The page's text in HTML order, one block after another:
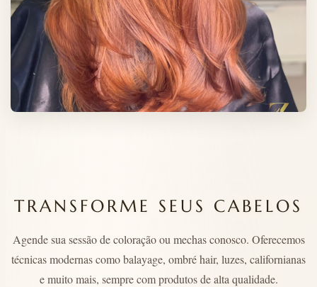
TRANSFORME SEUS CABELOS
Agende sua sessão de coloração ou mechas conosco. Oferecemos
técnicas modernas como balayage, ombré hair, luzes, californianas
e muito mais, sempre com produtos de alta qualidade.